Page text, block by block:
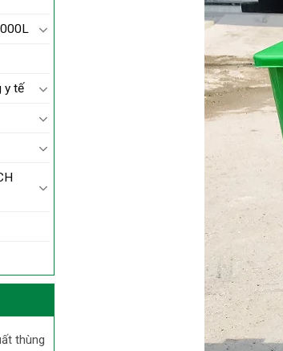
y tế
thùng